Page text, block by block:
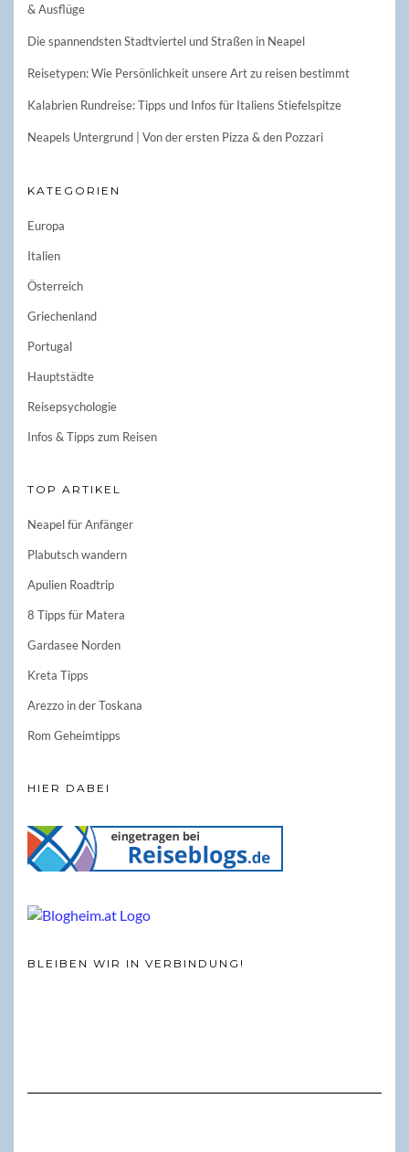
& Ausflüge
Die spannendsten Stadtviertel und Straßen in Neapel
Reisetypen: Wie Persönlichkeit unsere Art zu reisen bestimmt
Kalabrien Rundreise: Tipps und Infos für Italiens Stiefelspitze
Neapels Untergrund | Von der ersten Pizza & den Pozzari
KATEGORIEN
Europa
Italien
Österreich
Griechenland
Portugal
Hauptstädte
Reisepsychologie
Infos & Tipps zum Reisen
TOP ARTIKEL
Neapel für Anfänger
Plabutsch wandern
Apulien Roadtrip
8 Tipps für Matera
Gardasee Norden
Kreta Tipps
Arezzo in der Toskana
Rom Geheimtipps
HIER DABEI
BLEIBEN WIR IN VERBINDUNG!